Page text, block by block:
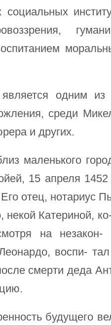
социальных
одним из
среди
и других.
маленького
15 апреля
отец, нотариус
некой Катериной,
на
воспи-
смерти деда
будущего